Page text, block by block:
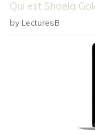
Qui est Shaela
by LecturesB